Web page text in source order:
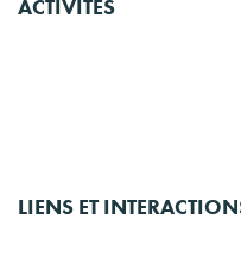
ACTIVITÉS
LIENS ET